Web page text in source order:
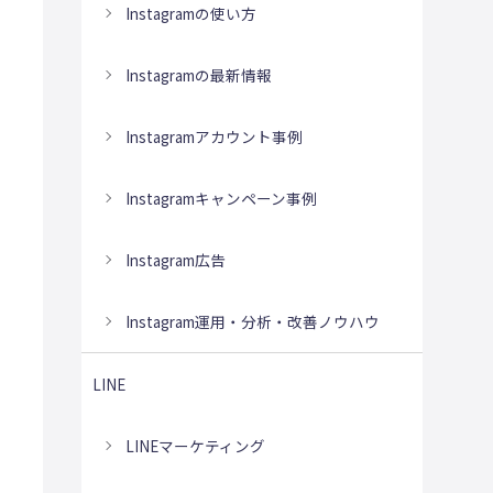
Instagramの使い方
Instagramの最新情報
Instagramアカウント事例
Instagramキャンペーン事例
Instagram広告
Instagram運用・分析・改善ノウハウ
LINE
LINEマーケティング